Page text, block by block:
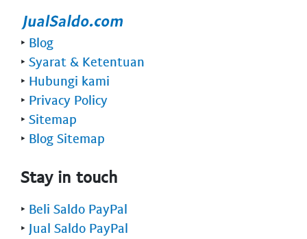
‣ Blog
‣ Syarat & Ketentuan
‣ Hubungi kami
‣ Privacy Policy
‣ Sitemap
‣ Blog Sitemap
Stay in touch
‣ Beli Saldo PayPal
‣ Jual Saldo PayPal